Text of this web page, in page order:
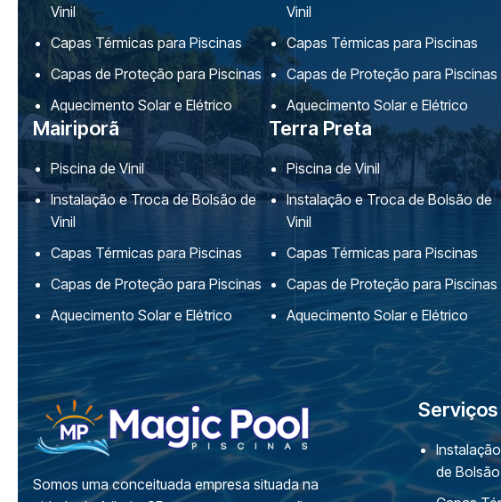
Vinil
Capas Térmicas para Piscinas
Capas de Proteção para Piscinas
Aquecimento Solar e Elétrico
Vinil
Capas Térmicas para Piscinas
Capas de Proteção para Piscinas
Aquecimento Solar e Elétrico
Mairiporã
Piscina de Vinil
Instalação e Troca de Bolsão de
Vinil
Capas Térmicas para Piscinas
Capas de Proteção para Piscinas
Aquecimento Solar e Elétrico
Terra Preta
Piscina de Vinil
Instalação e Troca de Bolsão de
Vinil
Capas Térmicas para Piscinas
Capas de Proteção para Piscinas
Aquecimento Solar e Elétrico
Somos uma conceituada empresa situada na
Serviços
de